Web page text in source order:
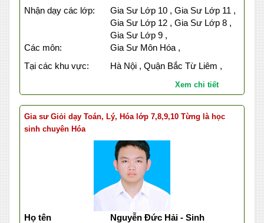
Nhận dạy các lớp:
Gia Sư Lớp 10 , Gia Sư Lớp 11 ,
Gia Sư Lớp 12 , Gia Sư Lớp 8 ,
Gia Sư Lớp 9 ,
Các môn:
Gia Sư Môn Hóa ,
Tại các khu vực:
Hà Nội , Quận Bắc Từ Liêm ,
Xem chi tiết
Gia sư Giỏi dạy Toán, Lý, Hóa lớp 7,8,9,10 Từng là học
sinh chuyên Hóa
Họ tên
Nguyễn Đức Hải - Sinh